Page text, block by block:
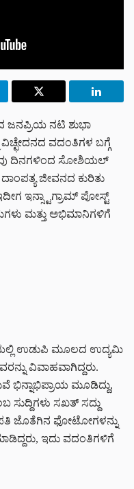
ಜನಪ್ರಿಯ ನಟಿ ಶುಭಾ
ವಿಚ್ಛೇದನದ ವದಂತಿಗಳ ಬಗ್ಗೆ
ದಿನಗಳಿಂದ ಸೋಶಿಯಲ್
ಜೀವನದ ಕುರಿತು
ಇನ್ಸ್ಟಾಗ್ರಾಮ್ ಪೋಸ್ಟ್
ಮತ್ತು ಅಭಿಮಾನಿಗಳಿಗೆ
ಉಡುಪಿ ಮೂಲದ ಉದ್ಯಮಿ
ವಿವಾಹವಾಗಿದ್ದರು.
ಭಿನ್ನಾಭಿಪ್ರಾಯ ಮೂಡಿದ್ದು,
ಸುದ್ದಿಗಳು ಸಖತ್ ಸದ್ದು
ಪತಿ ಜೊತೆಗಿನ ಫೋಟೋಗಳನ್ನು
ಇದು ವದಂತಿಗಳಿಗೆ